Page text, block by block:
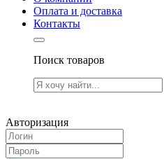
Оплата и доставка
Контакты
Поиск товаров
Авторизация